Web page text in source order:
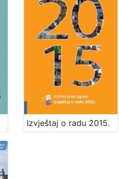
Izvještaj o radu 2015.